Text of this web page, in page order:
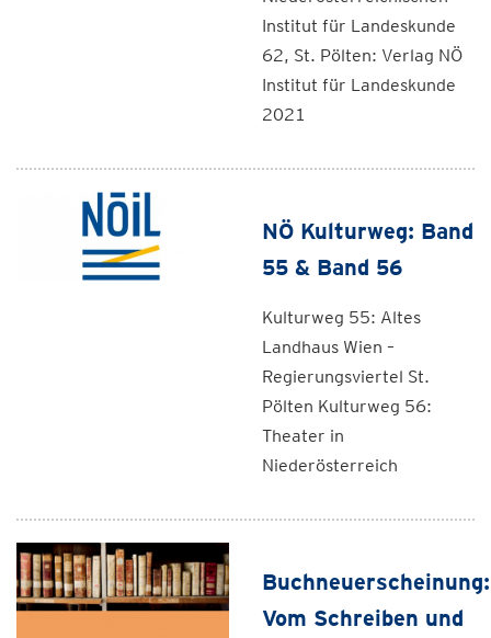
Institut für Landeskunde
62, St. Pölten: Verlag NÖ
Institut für Landeskunde
2021
NÖ Kulturweg: Band
55 & Band 56
Kulturweg 55: Altes
Landhaus Wien –
Regierungsviertel St.
Pölten Kulturweg 56:
Theater in
Niederösterreich
Buchneuerscheinung:
Vom Schreiben und